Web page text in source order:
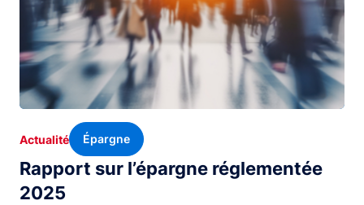
Rapport sur l’épargne réglementée
2025
Actualité Épargne